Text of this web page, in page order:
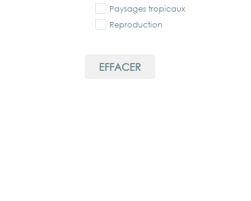
Paysages tropicaux
Reproduction
EFFACER